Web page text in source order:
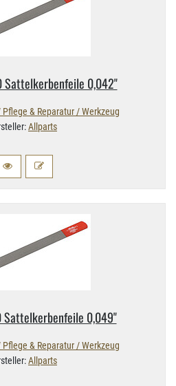
Sattelkerbenfeile 0,​042"
Pflege & Reparatur / Werkzeug
Allparts
Sattelkerbenfeile 0,​049"
Pflege & Reparatur / Werkzeug
Allparts